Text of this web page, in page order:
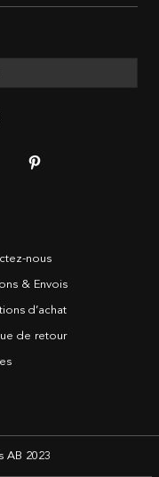
nous
& Envois
d’achat
de retour
AB 2023